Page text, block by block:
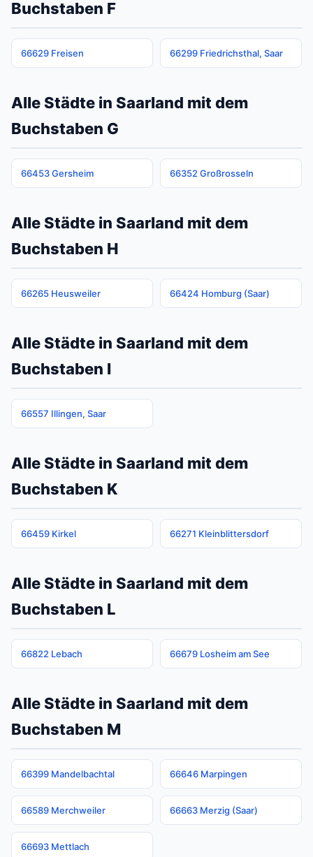
Buchstaben F
66629 Freisen 66299 Friedrichsthal, Saar
Alle Städte in Saarland mit dem
Buchstaben G
66453 Gersheim 66352 Großrosseln
Alle Städte in Saarland mit dem
Buchstaben H
66265 Heusweiler 66424 Homburg (Saar)
Alle Städte in Saarland mit dem
Buchstaben I
66557 Illingen, Saar
Alle Städte in Saarland mit dem
Buchstaben K
66459 Kirkel 66271 Kleinblittersdorf
Alle Städte in Saarland mit dem
Buchstaben L
66822 Lebach 66679 Losheim am See
Alle Städte in Saarland mit dem
Buchstaben M
66399 Mandelbachtal 66646 Marpingen
66589 Merchweiler 66663 Merzig (Saar)
66693 Mettlach